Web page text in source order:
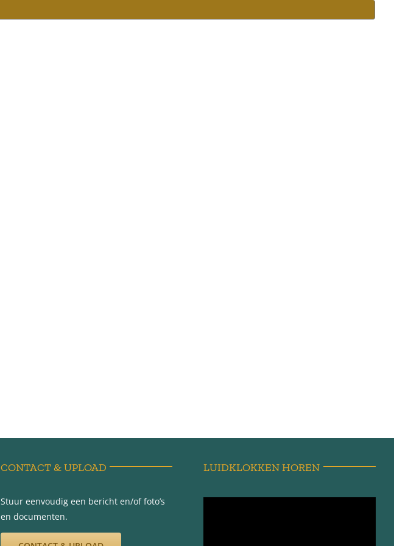
CONTACT & UPLOAD
Stuur eenvoudig een bericht en/of foto’s
en documenten.
LUIDKLOKKEN HOREN